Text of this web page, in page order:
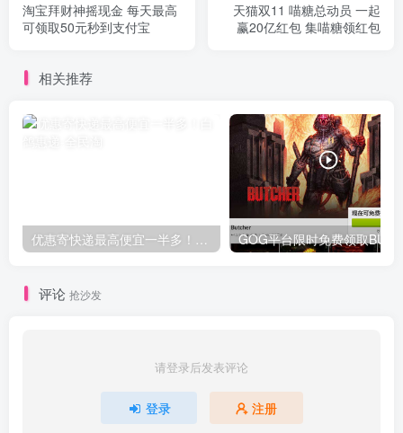
淘宝拜财神摇现金 每天最高
可领取50元秒到支付宝
天猫双11 喵糖总动员 一起
赢20亿红包 集喵糖领红包
相关推荐
优惠寄快递最高便宜一半多！白鸽惠递
评论 抢沙发
请登录后发表评论
登录 注册